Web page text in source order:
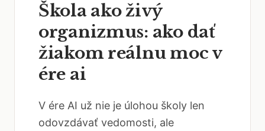
Škola ako živý
organizmus: ako dať
žiakom reálnu moc v
ére ai
V ére AI už nie je úlohou školy len
odovzdávať vedomosti, ale